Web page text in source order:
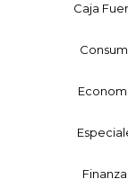
Caja